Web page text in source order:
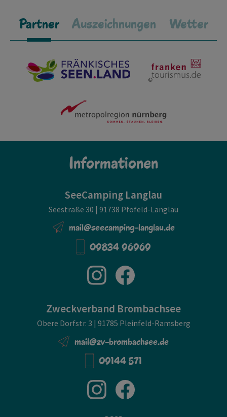
Partner Auszeichnungen Wetter
Informationen
SeeCamping Langlau
Seestraße 30 | 91738 Pfofeld-Langlau
mail@seecamping-langlau.de
09834 96969
Zweckverband Brombachsee
Obere Dorfstr. 3 | 91785 Pleinfeld-Ramsberg
mail@zv-brombachsee.de
09144 571